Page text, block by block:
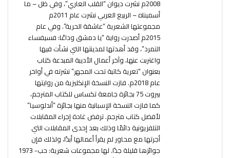
2008م نشرت ديوان “القلب العاري”، وفي ظل – ما
أسميناه – الربيع العربي نشرت عام 2011م
مجموعتها الشعرية “عاشقة الحرية”. وفي عام
2015م أصدرت رواية “يا دمشق وداعًا: فسيفساء
التمرد”، وقد أهدتها لمدينتها التي نشأت فيها
واغتربت عنها، وآخر أعمال الأديبة المبدعة كتاب
بعنوان “تعرية كاتبة تحت المجهر” نشرته في أواخر
عام 2018م. فازت النسخة الإنكليزية من روايتها
بيروت 75 بجائزة جامعة تكساس للكتاب المترجم،
كما فازت النسخة الإسبانية منها بجائزة “أندلوسيا”
لأفضل كتاب مترجم. ترفض غادة إجراء المقابلات
التلفزيونية دائمًا وذلك بعد إحدى المقابلات التي
أجرتها مع محاور لم يقرأ أعمالها أبدًا، ولذلك فإن
جوائزها قليلة جدًا. لها مجموعات شعرية: حب- 1973